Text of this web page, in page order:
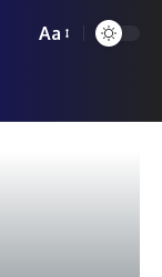
Aa